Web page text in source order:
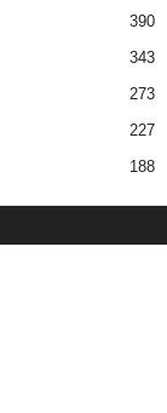
390
343
273
227
188